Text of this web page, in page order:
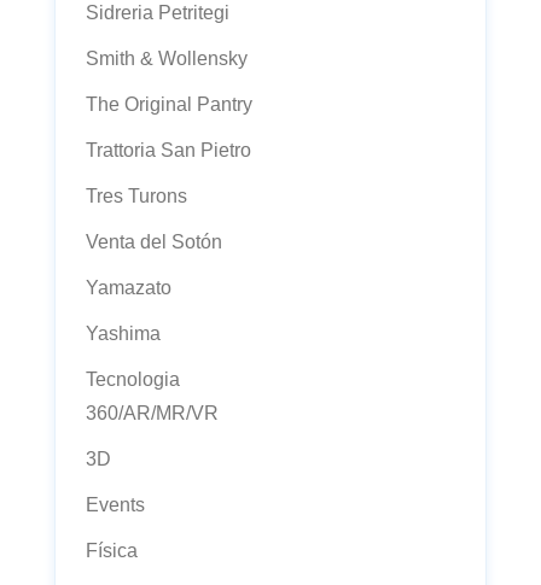
Sidreria Petritegi
Smith & Wollensky
The Original Pantry
Trattoria San Pietro
Tres Turons
Venta del Sotón
Yamazato
Yashima
Tecnologia
360/AR/MR/VR
3D
Events
Física